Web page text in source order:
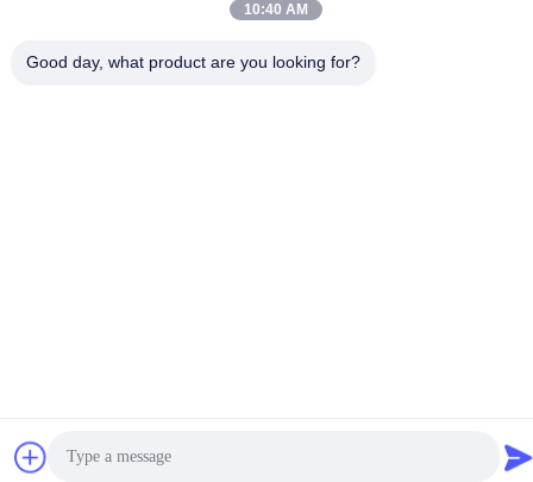
10:40 AM
Good day, what product are you looking for?